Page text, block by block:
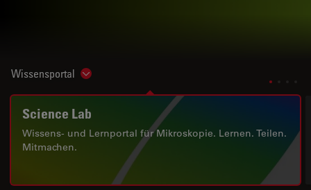
Wissensportal Show subnavigation
Science Lab
Wissens- und Lernportal für Mikroskopie. Lernen. Teilen.
Mitmachen.